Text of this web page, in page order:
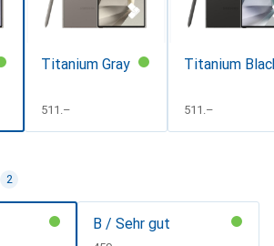
Titanium Gray
CHF
511.–
Titanium
CHF
511.–
2
B / Sehr gut